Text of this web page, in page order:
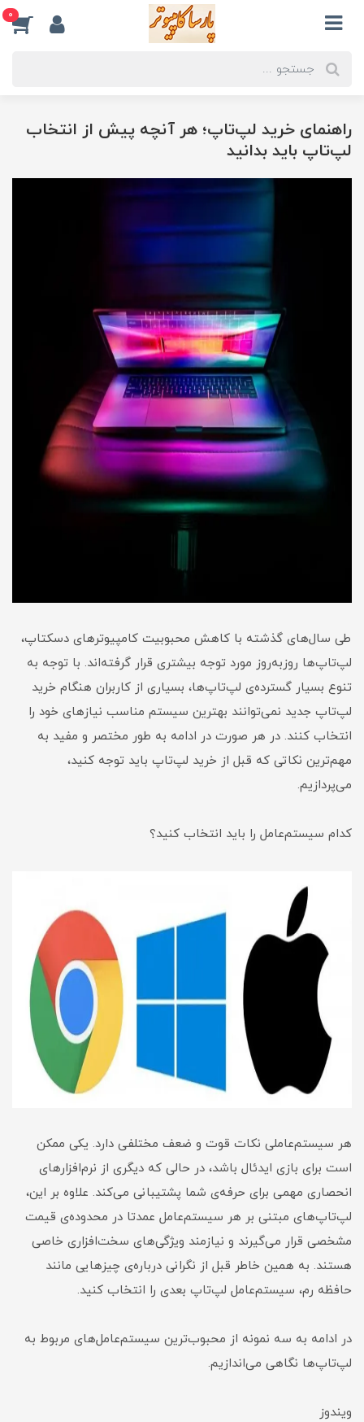
0
راهنمای خرید لپ‌تاپ؛ هر آنچه پیش از انتخاب
لپ‌تاپ باید بدانید
طی سال‌های گذشته با کاهش محبوبیت کامپیوترهای دسکتاپ،
لپ‌تاپ‌ها روزبه‌روز مورد توجه بیشتری قرار گرفته‌اند. با توجه به
تنوع بسیار گسترده‌ی لپ‌تاپ‌ها، بسیاری از کاربران هنگام خرید
لپ‌تاپ جدید نمی‌توانند بهترین سیستم مناسب نیازهای خود را
انتخاب کنند. در هر صورت در ادامه به طور مختصر و مفید به
مهم‌ترین نکاتی که قبل از خرید لپ‌تاپ باید توجه کنید،
می‌پردازیم.
کدام سیستم‌عامل را باید انتخاب کنید؟
هر سیستم‌عاملی نکات قوت و ضعف مختلفی دارد. یکی ممکن
است برای بازی ایدئال باشد، در حالی که دیگری از نرم‌افزارهای
انحصاری مهمی برای حرفه‌ی شما پشتیبانی می‌کند. علاوه بر این،
لپ‌تاپ‌های مبتنی بر هر سیستم‌عامل عمدتا در محدوده‌ی قیمت
مشخصی قرار می‌گیرند و نیازمند ویژگی‌های سخت‌افزاری خاصی
هستند. به همین خاطر قبل از نگرانی درباره‌ی چیزهایی مانند
حافظه رم، سیستم‌عامل لپ‌تاپ بعدی را انتخاب کنید.
در ادامه به سه نمونه از محبوب‌ترین سیستم‌عامل‌های مربوط به
لپ‌تاپ‌ها نگاهی می‌اندازیم.
ویندوز